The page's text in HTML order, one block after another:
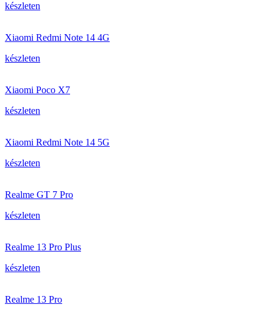
készleten
Xiaomi Redmi Note 14 4G
készleten
Xiaomi Poco X7
készleten
Xiaomi Redmi Note 14 5G
készleten
Realme GT 7 Pro
készleten
Realme 13 Pro Plus
készleten
Realme 13 Pro